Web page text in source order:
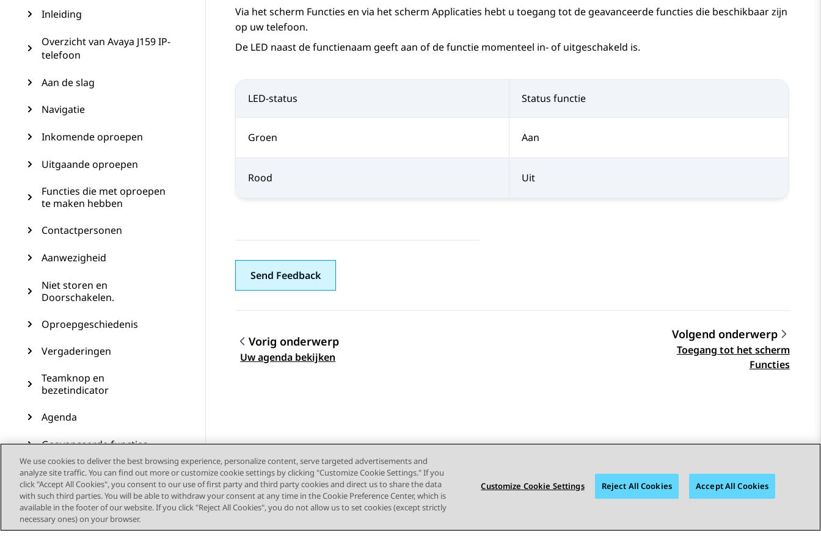
Inleiding
Overzicht van Avaya J159 IP-
telefoon
Aan de slag
Navigatie
Inkomende oproepen
Uitgaande oproepen
Functies die met oproepen
te maken hebben
Contactpersonen
Aanwezigheid
Niet storen en
Doorschakelen.
Oproepgeschiedenis
Vergaderingen
Teamknop en
bezetindicator
Agenda
Geavanceerde functies
USB-apparaten
Aanpassing
Telefoonupdate
Via het scherm Functies en via het scherm Applicaties hebt u toegang tot de geavanceerde functies die beschikbaar zijn
op uw telefoon.
De LED naast de functienaam geeft aan of de functie momenteel in- of uitgeschakeld is.
LED-status Status functie
Groen Aan
Rood Uit
Send Feedback
Topic navigation
Vorig onderwerp
Uw agenda bekijken
Volgend onderwerp
Toegang tot het scherm
Functies
We use cookies to deliver the best browsing experience, personalize content, serve targeted advertisements and
analyze site traffic. You can find out more or customize cookie settings by clicking "Customize Cookie Settings." If you
click "Accept All Cookies", you consent to our use of first party and third party cookies and direct us to share the data
with such third parties. You will be able to withdraw your consent at any time in the Cookie Preference Center, which is
available in the footer of our website. If you click "Reject All Cookies", you do not allow us to set cookies (except strictly
necessary ones) on your browser.
Customize Cookie Settings Reject All Cookies Accept All Cookies